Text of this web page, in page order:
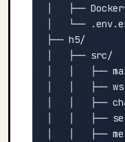
│   ├──
│   └──
├── h5/
│   ├── src/
│   │   ├──
│   │   ├──
│   │   ├──
│   │   ├──
│   │   ├──